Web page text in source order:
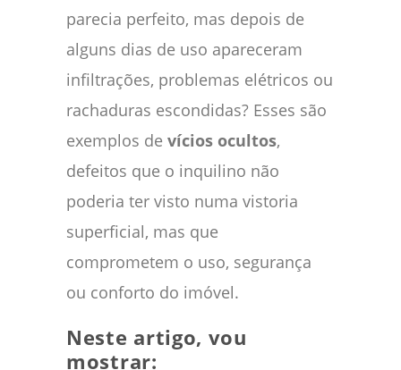
parecia perfeito, mas depois de
alguns dias de uso apareceram
infiltrações, problemas elétricos ou
rachaduras escondidas? Esses são
exemplos de vícios ocultos,
defeitos que o inquilino não
poderia ter visto numa vistoria
superficial, mas que
comprometem o uso, segurança
ou conforto do imóvel.
Neste artigo, vou
mostrar: